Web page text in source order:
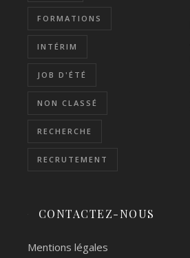
FORMATIONS
INTÉRIM
JOB D'ÉTÉ
NON CLASSÉ
RECHERCHE
RECRUTEMENT
CONTACTEZ-NOUS
Mentions légales